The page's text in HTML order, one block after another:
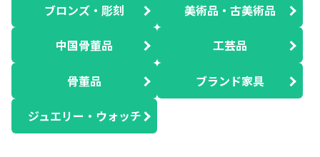
ブロンズ・彫刻 美術品・古美術品
中国骨董品 工芸品
骨董品 ブランド家具
ジュエリー・ウォッチ